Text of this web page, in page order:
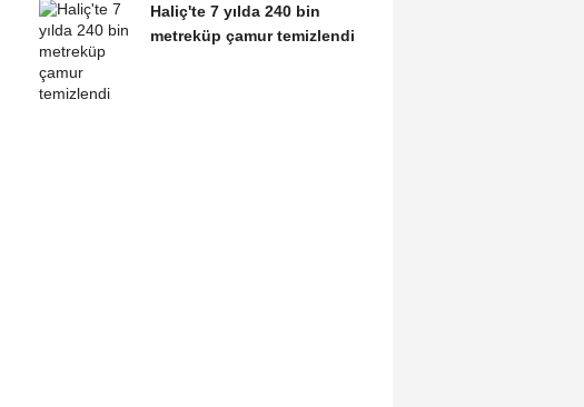
Haliç'te 7 yılda 240 bin
metreküp çamur temizlendi